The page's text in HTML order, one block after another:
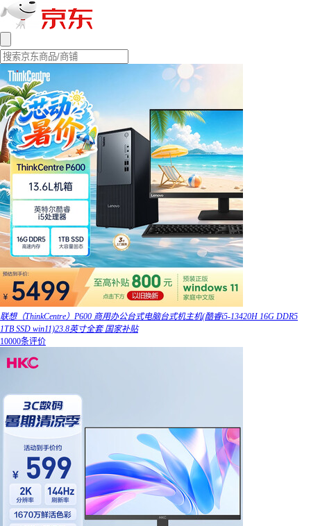
联想（ThinkCentre）P600 商用办公台式电脑台式机主机(酷睿i5-13420H 16G DDR5
1TB SSD win11)23.8英寸全套 国家补贴
10000条评价